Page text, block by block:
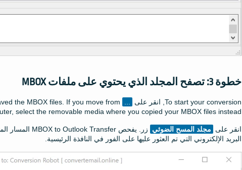
خطوة 3: تصفح المجلد الذي يحتوي على ملفات MBOX
To start your conversion , انقر على the MBOX files. If you move from
, select the removable media where you copied your MBOX files instead
انقر على مجلد المسح الضوئي
البريد الإلكتروني التي تم العثور عليها على الفور في النافذة الرئيسية.